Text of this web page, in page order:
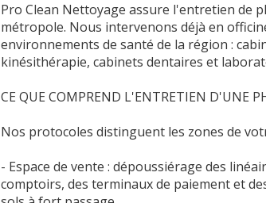
Pro Clean Nettoyage assure l'entretien de
métropole. Nous intervenons déjà en
environnements de santé de la région :
kinésithérapie, cabinets dentaires et
CE QUE COMPREND L'ENTRETIEN D'UNE
Nos protocoles distinguent les zones de
- Espace de vente : dépoussiérage des
comptoirs, des terminaux de paiement et